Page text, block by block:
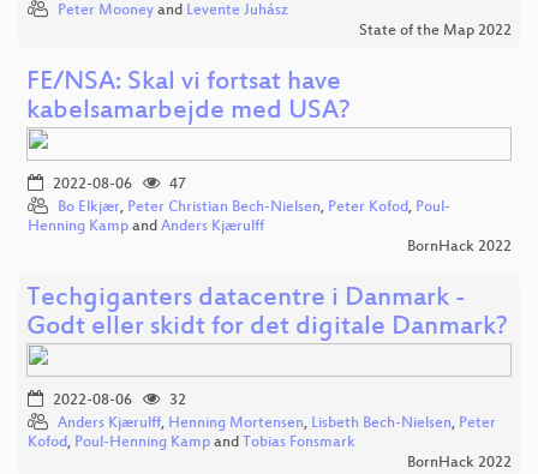
Peter Mooney and Levente Juhász
State of the Map 2022
FE/NSA: Skal vi fortsat have
kabelsamarbejde med USA?
2022-08-06
47
Bo Elkjær, Peter Christian Bech-Nielsen, Peter Kofod, Poul-
Henning Kamp and Anders Kjærulff
BornHack 2022
Techgiganters datacentre i Danmark -
Godt eller skidt for det digitale Danmark?
2022-08-06
32
Anders Kjærulff, Henning Mortensen, Lisbeth Bech-Nielsen, Peter
Kofod, Poul-Henning Kamp and Tobias Fonsmark
BornHack 2022